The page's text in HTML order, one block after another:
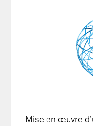
Mise en œuvre